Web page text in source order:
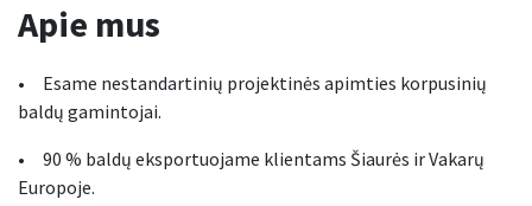
Apie mus
• Esame nestandartinių projektinės apimties korpusinių
baldų gamintojai.
• 90 % baldų eksportuojame klientams Šiaurės ir Vakarų
Europoje.